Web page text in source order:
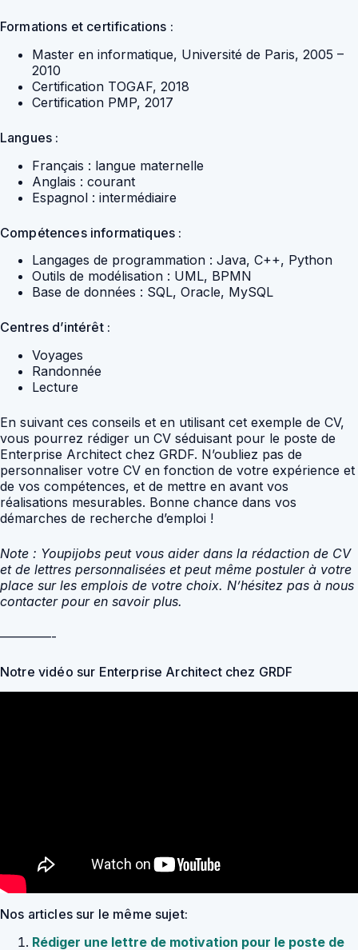
Formations et certifications :
Master en informatique, Université de Paris, 2005 –
2010
Certification TOGAF, 2018
Certification PMP, 2017
Langues :
Français : langue maternelle
Anglais : courant
Espagnol : intermédiaire
Compétences informatiques :
Langages de programmation : Java, C++, Python
Outils de modélisation : UML, BPMN
Base de données : SQL, Oracle, MySQL
Centres d’intérêt :
Voyages
Randonnée
Lecture
En suivant ces conseils et en utilisant cet exemple de CV,
vous pourrez rédiger un CV séduisant pour le poste de
Enterprise Architect chez GRDF. N’oubliez pas de
personnaliser votre CV en fonction de votre expérience et
de vos compétences, et de mettre en avant vos
réalisations mesurables. Bonne chance dans vos
démarches de recherche d’emploi !
Note : Youpijobs peut vous aider dans la rédaction de CV
et de lettres personnalisées et peut même postuler à votre
place sur les emplois de votre choix. N’hésitez pas à nous
contacter pour en savoir plus.
————-
Notre vidéo sur Enterprise Architect chez GRDF
Nos articles sur le même sujet:
Rédiger une lettre de motivation pour le poste de